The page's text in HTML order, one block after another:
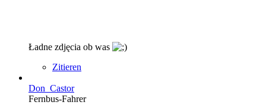
Ładne zdjęcia ob was
Zitieren
Don_Castor
Fernbus-Fahrer